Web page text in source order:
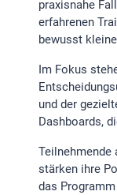
praxisnahe
erfahrenen
bewusst
Im Fokus
und der
Dashboards,
Teilnehmende
stärken ihre
das
Statistik
unsere
Google